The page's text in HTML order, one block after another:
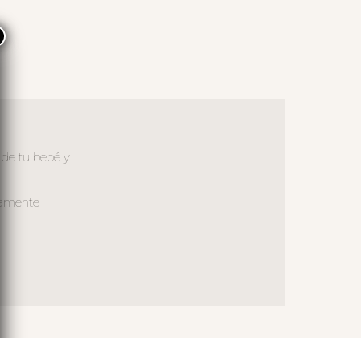
tu bebé y